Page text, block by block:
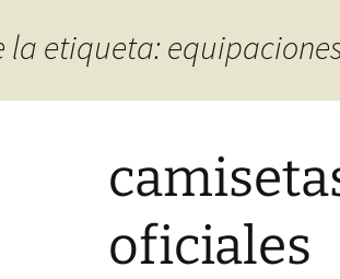
la etiqueta:
oficiales